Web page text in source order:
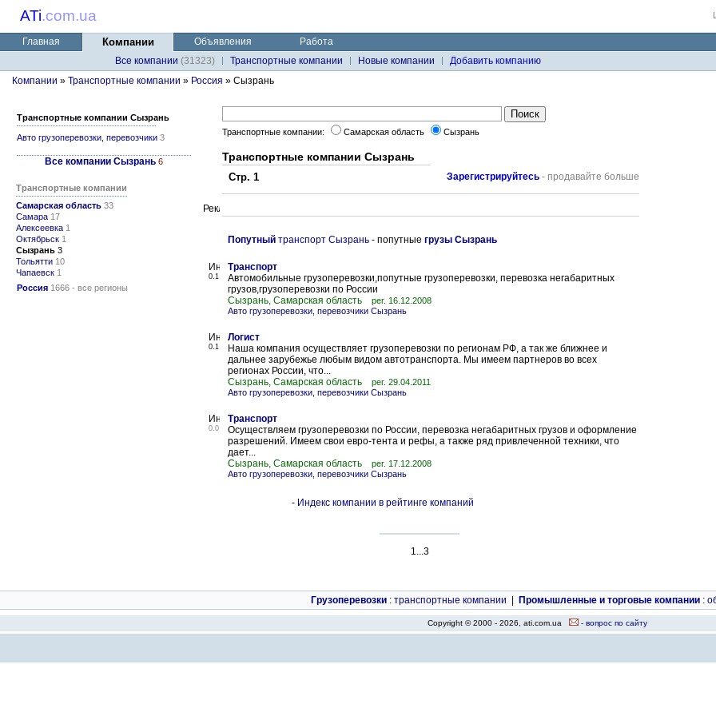
ATi.com.ua
Главная Компании Объявления
Работа
Все компании (31323) Транспортные компании Новые компании
Добавить компанию
Компании » Транспортные компании » Россия » Сызрань
Транспортные компании Сызрань
Авто грузоперевозки, перевозчики 3
Все компании Сызрань 6
Транспортные компании
Самарская область 33
Самара 17
Алексеевка 1
Октябрьск 1
Сызрань 3
Тольятти 10
Чапаевск 1
Россия 1666 - все регионы
Транспортные компании: Самарская область Сызрань
Транспортные компании Сызрань
Стр. 1 Зарегистрируйтесь - продавайте больше
Попутный транспорт Сызрань - попутные грузы Сызрань
0.1
Транспорт
Автомобильные грузоперевозки,попутные грузоперевозки, перевозка негабаритных
грузов,грузоперевозки по России
Сызрань, Самарская область
рег. 16.12.2008
Авто грузоперевозки, перевозчики Сызрань
0.1
Логист
Наша компания осуществляет грузоперевозки по регионам РФ, а так же ближнее и
дальнее зарубежье любым видом автотранспорта. Мы имеем партнеров во всех
регионах России, что...
Сызрань, Самарская область
рег. 29.04.2011
Авто грузоперевозки, перевозчики Сызрань
0.0
Транспорт
Осуществляем грузоперевозки по России, перевозка негабаритных грузов и оформление
разрешений. Имеем свои евро-тента и рефы, а также ряд привлеченной техники, что
дает...
Сызрань, Самарская область
рег. 17.12.2008
Авто грузоперевозки, перевозчики Сызрань
- Индекс компании в рейтинге компаний
1...3
Грузоперевозки : транспортные компании Промышленные и торговые компании :
Copyright © 2000 - 2026, ati.com.ua - вопрос по сайту